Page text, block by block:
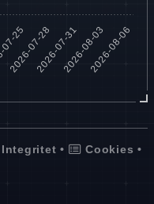
Integritet • Cookies •